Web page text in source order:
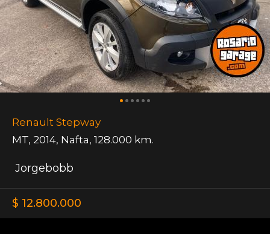
Renault Stepway
MT, 2014, Nafta, 128.000 km.
Jorgebobb
$ 12.800.000